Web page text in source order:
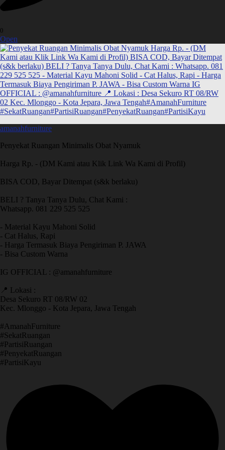
0
Open
amanahfurniture
Penyekat Ruangan Minimalis Obat Nyamuk
Harga Rp. - (DM Kami atau Klik Link Wa Kami di Profil)
BISA COD, Bayar Ditempat (s&k berlaku)
BELI ? Tanya Tanya Dulu, Chat Kami :
Whatsapp. 081 229 525 525
- Material Kayu Mahoni Solid
- Cat Halus, Rapi
- Harga Termasuk Biaya Pengiriman P. JAWA
- Bisa Custom Warna
IG OFFICIAL : @amanahfurniture
📍 Lokasi :
Desa Sekuro RT 08/RW 02
Kec. Mlonggo - Kota Jepara, Jawa Tengah
​#AmanahFurniture
​#SekatRuangan
​#PartisiRuangan
​#PenyekatRuangan
​#PartisiKayu